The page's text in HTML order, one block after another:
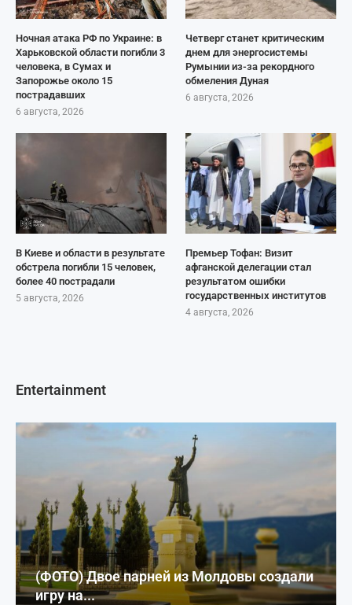
Ночная атака РФ по Украине: в
Харьковской области погибли 3
человека, в Сумах и
Запорожье около 15
пострадавших
6 августа, 2026
Четверг станет критическим
днем для энергосистемы
Румынии из-за рекордного
обмеления Дуная
6 августа, 2026
В Киеве и области в результате
обстрела погибли 15 человек,
более 40 пострадали
5 августа, 2026
Премьер Тофан: Визит
афганской делегации стал
результатом ошибки
государственных институтов
4 августа, 2026
Entertainment
(ФОТО) Двое парней из Молдовы создали
игру на...